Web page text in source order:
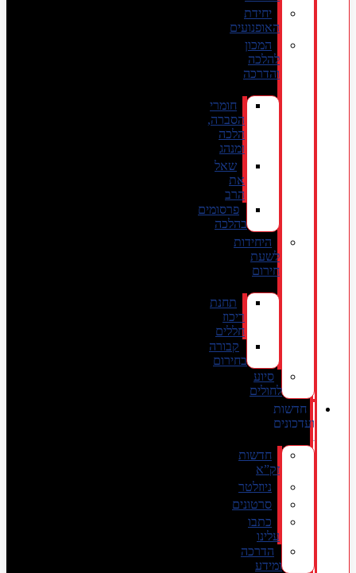
יחידת
האופנועים
המכון
להלכה
והדרכה
חומרי
הסברה,
הלכה
ומנהג
שאל
את
הרב
פרסומים
בהלכה
היחידות
לשעת
חירום
תחנת
ריכוז
חללים
קבורה
בחירום
סיוע
לחולים
חדשות
ועדכונים
חדשות
זק”א
ניוזלטר
סרטונים
כתבו
עלינו
הדרכה
ומידע